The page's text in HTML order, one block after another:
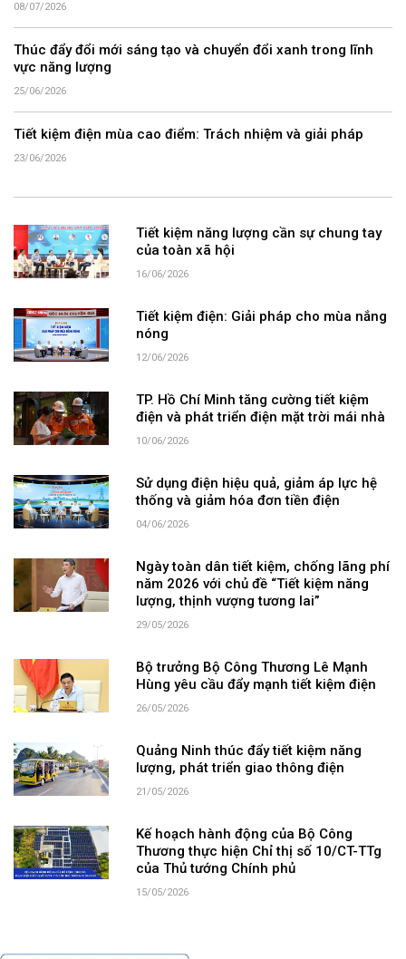
08/07/2026
Thúc đẩy đổi mới sáng tạo và chuyển đổi xanh trong lĩnh
vực năng lượng
25/06/2026
Tiết kiệm điện mùa cao điểm: Trách nhiệm và giải pháp
23/06/2026
Tiết kiệm năng lượng cần sự chung tay
của toàn xã hội
16/06/2026
Tiết kiệm điện: Giải pháp cho mùa nắng
nóng
12/06/2026
TP. Hồ Chí Minh tăng cường tiết kiệm
điện và phát triển điện mặt trời mái nhà
10/06/2026
Sử dụng điện hiệu quả, giảm áp lực hệ
thống và giảm hóa đơn tiền điện
04/06/2026
Ngày toàn dân tiết kiệm, chống lãng phí
năm 2026 với chủ đề “Tiết kiệm năng
lượng, thịnh vượng tương lai”
29/05/2026
Bộ trưởng Bộ Công Thương Lê Mạnh
Hùng yêu cầu đẩy mạnh tiết kiệm điện
26/05/2026
Quảng Ninh thúc đẩy tiết kiệm năng
lượng, phát triển giao thông điện
21/05/2026
Kế hoạch hành động của Bộ Công
Thương thực hiện Chỉ thị số 10/CT-TTg
của Thủ tướng Chính phủ
15/05/2026